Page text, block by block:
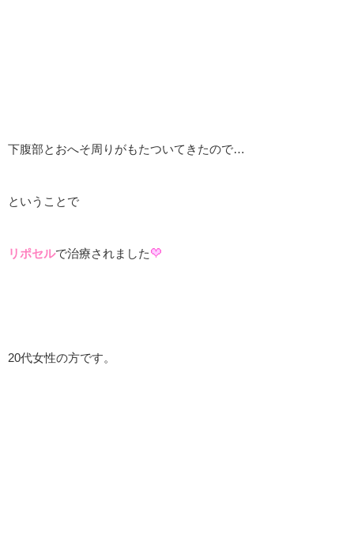
下腹部とおへそ周りがもたついてきたので…
ということで
リポセルで治療されました
20代女性の方です。